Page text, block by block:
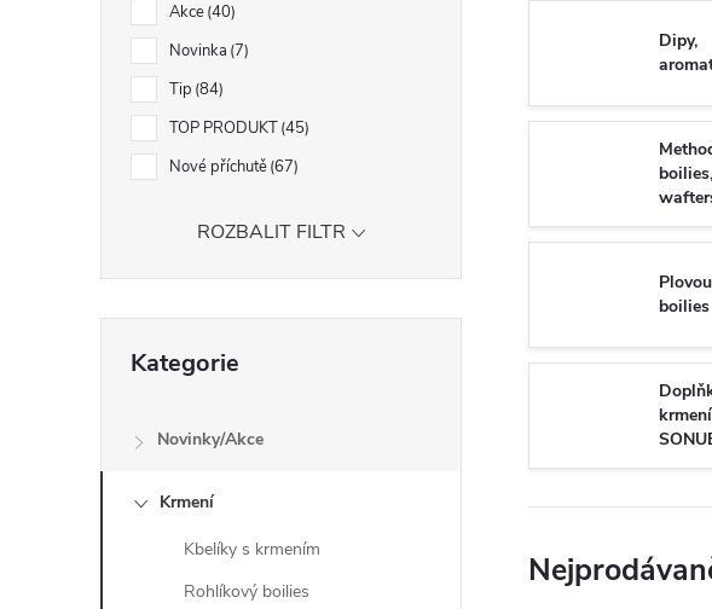
n
Akce 40
Novinka 7
Tip 84
TOP PRODUKT 45
Nové příchutě 67
ROZBALIT FILTR
kategorie
Kategorie
Novinky/Akce
Krmení
Kbelíky s krmením
Rohlíkový boilies
Dipy,
boilies,
boilies
krmení